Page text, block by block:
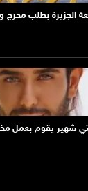
بطلب محرج
شهير يقوم بعمل